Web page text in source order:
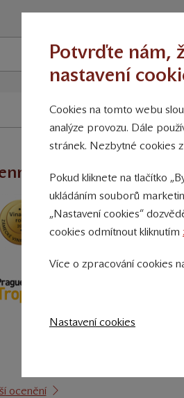
úspěchy
ocenění
Potvrďte nám,
nastavení
Cookies na tomto webu
analýze provozu. Dále
stránek. Nezbytné cookies
Pokud kliknete na tlačítko
ukládáním souborů
„Nastavení cookies“
cookies odmítnout kliknutím
Více o zpracování cookies
Nastavení cookies